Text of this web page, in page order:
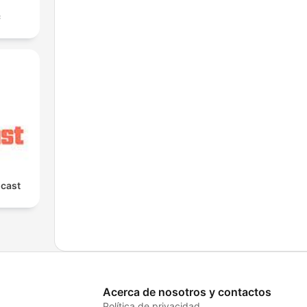
Acerca de nosotros y contactos